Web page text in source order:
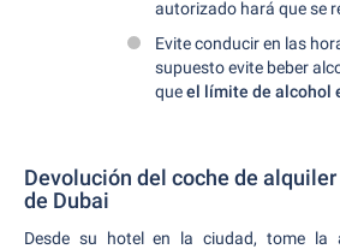
autorizado hará que se
Evite conducir en las
supuesto evite beber
queel límite de alcohol
Devolución del coche de
de Dubai
Desde su hotel en la ciudad, tome la